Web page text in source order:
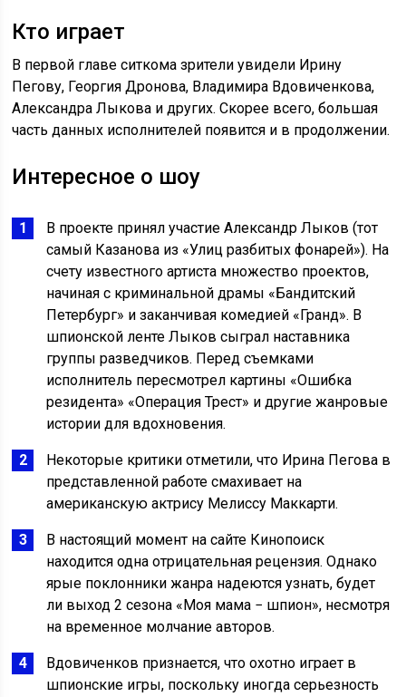
Кто играет
В первой главе ситкома зрители увидели Ирину
Пегову, Георгия Дронова, Владимира Вдовиченкова,
Александра Лыкова и других. Скорее всего, большая
часть данных исполнителей появится и в продолжении.
Интересное о шоу
В проекте принял участие Александр Лыков (тот
самый Казанова из «Улиц разбитых фонарей»). На
счету известного артиста множество проектов,
начиная с криминальной драмы «Бандитский
Петербург» и заканчивая комедией «Гранд». В
шпионской ленте Лыков сыграл наставника
группы разведчиков. Перед съемками
исполнитель пересмотрел картины «Ошибка
резидента» «Операция Трест» и другие жанровые
истории для вдохновения.
Некоторые критики отметили, что Ирина Пегова в
представленной работе смахивает на
американскую актрису Мелиссу Маккарти.
В настоящий момент на сайте Кинопоиск
находится одна отрицательная рецензия. Однако
ярые поклонники жанра надеются узнать, будет
ли выход 2 сезона «Моя мама − шпион», несмотря
на временное молчание авторов.
Вдовиченков признается, что охотно играет в
шпионские игры, поскольку иногда серьезность